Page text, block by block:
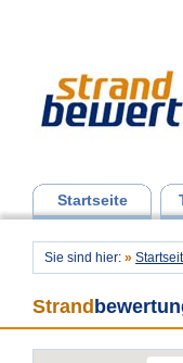
Startseite
Sie sind hier: »
Strand